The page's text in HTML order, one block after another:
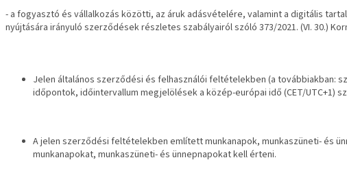
- a fogyasztó és vállalkozás közötti, az áruk adásvételére, valamint a digitális
nyújtására irányuló szerződések részletes szabályairól szóló 373/2021. (VI. 30.)
Jelen általános szerződési és felhasználói feltételekben (a továbbiakban:
időpontok, időintervallum megjelölések a közép-európai idő (CET/UTC+1)
A jelen szerződési feltételekben említett munkanapok, munkaszüneti- és
munkanapokat, munkaszüneti- és ünnepnapokat kell érteni.